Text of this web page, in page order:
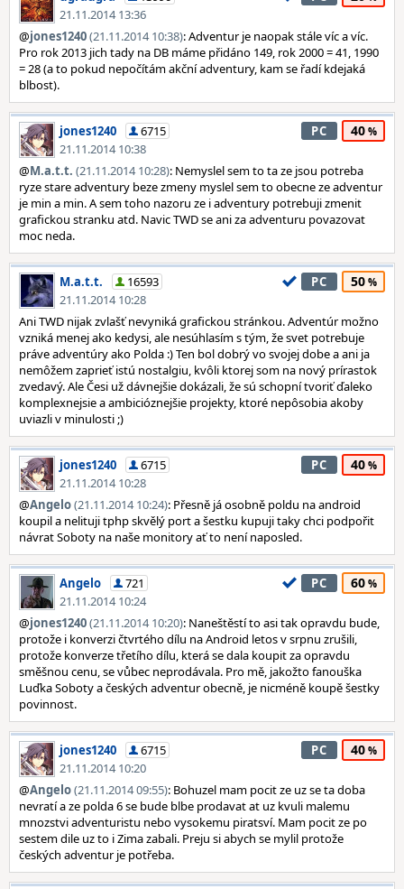
21.11.2014 13:36
@jones1240(21.11.2014 10:38): Adventur je naopak stále víc a víc.
Pro rok 2013 jich tady na DB máme přidáno 149, rok 2000 = 41, 1990
= 28 (a to pokud nepočítám akční adventury, kam se řadí kdejaká
blbost).
jones1240
6715
21.11.2014 10:38
PC 40
@M.a.t.t. (21.11.2014 10:28): Nemyslel sem to ta ze jsou potreba
ryze stare adventury beze zmeny myslel sem to obecne ze adventur
je min a min. A sem toho nazoru ze i adventury potrebuji zmenit
grafickou stranku atd. Navic TWD se ani za adventuru povazovat
moc neda.
M.a.t.t.
16593
21.11.2014 10:28
PC 50
Ani TWD nijak zvlašť nevyniká grafickou stránkou. Adventúr možno
vzniká menej ako kedysi, ale nesúhlasím s tým, že svet potrebuje
práve adventúry ako Polda :) Ten bol dobrý vo svojej dobe a ani ja
nemôžem zaprieť istú nostalgiu, kvôli ktorej som na nový prírastok
zvedavý. Ale Česi už dávnejšie dokázali, že sú schopní tvoriť ďaleko
komplexnejsie a ambicióznejšie projekty, ktoré nepôsobia akoby
uviazli v minulosti ;)
jones1240
6715
21.11.2014 10:28
PC 40
@Angelo(21.11.2014 10:24): Přesně já osobně poldu na android
koupil a nelituji tphp skvělý port a šestku kupuji taky chci podpořit
návrat Soboty na naše monitory ať to není naposled.
Angelo
721
21.11.2014 10:24
PC 60
@jones1240(21.11.2014 10:20): Naneštěstí to asi tak opravdu bude,
protože i konverzi čtvrtého dílu na Android letos v srpnu zrušili,
protože konverze třetího dílu, která se dala koupit za opravdu
směšnou cenu, se vůbec neprodávala. Pro mě, jakožto fanouška
Luďka Soboty a českých adventur obecně, je nicméně koupě šestky
povinnost.
jones1240
6715
21.11.2014 10:20
PC 40
@Angelo(21.11.2014 09:55): Bohuzel mam pocit ze uz se ta doba
nevratí a ze polda 6 se bude blbe prodavat at uz kvuli malemu
mnozstvi adventuristu nebo vysokemu piratsví. Mam pocit ze po
sestem dile uz to i Zima zabali. Preju si abych se mylil protože
českých adventur je potřeba.